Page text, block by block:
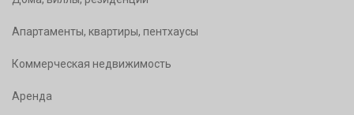
Апартаменты, квартиры, пентхаусы
Коммерческая недвижимость
Аренда